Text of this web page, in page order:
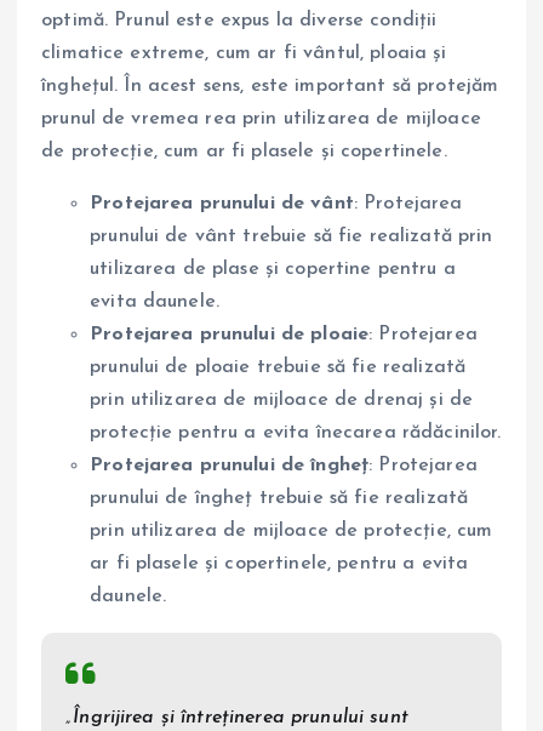
optimă. Prunul este expus la diverse condiții
climatice extreme, cum ar fi vântul, ploaia și
înghețul. În acest sens, este important să protejăm
prunul de vremea rea prin utilizarea de mijloace
de protecție, cum ar fi plasele și copertinele.
Protejarea prunului de vânt: Protejarea
prunului de vânt trebuie să fie realizată prin
utilizarea de plase și copertine pentru a
evita daunele.
Protejarea prunului de ploaie: Protejarea
prunului de ploaie trebuie să fie realizată
prin utilizarea de mijloace de drenaj și de
protecție pentru a evita înecarea rădăcinilor.
Protejarea prunului de îngheț: Protejarea
prunului de îngheț trebuie să fie realizată
prin utilizarea de mijloace de protecție, cum
ar fi plasele și copertinele, pentru a evita
daunele.
„Îngrijirea și întreținerea prunului sunt